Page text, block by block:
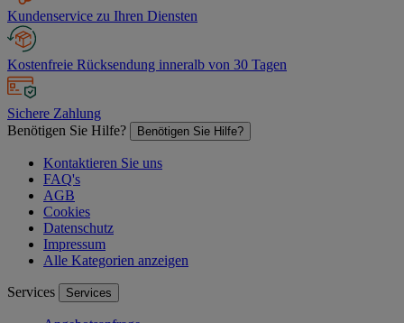
Kundenservice zu Ihren Diensten
Kostenfreie Rücksendung inneralb von 30 Tagen
Sichere Zahlung
Benötigen Sie Hilfe?
Benötigen Sie Hilfe?
Kontaktieren Sie uns
FAQ's
AGB
Cookies
Datenschutz
Impressum
Alle Kategorien anzeigen
Services Services